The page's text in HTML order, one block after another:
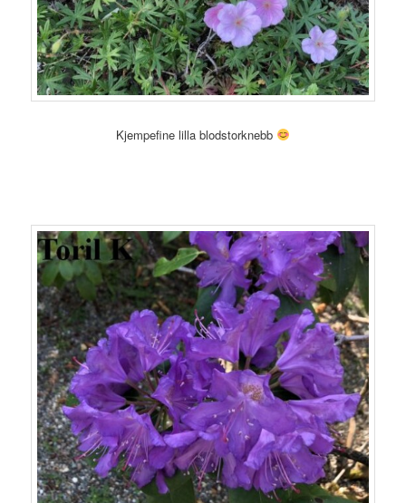
Kjempefine lilla blodstorknebb